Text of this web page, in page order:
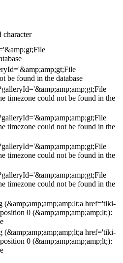
character
be found in the database
timezone could not be found in the
timezone could not be found in the
timezone could not be found in the
timezone could not be found in the
(&amp;amp;amp;amp;lt;a href='tiki-
0 (&amp;amp;amp;amp;lt;):
(&amp;amp;amp;amp;lt;a href='tiki-
0 (&amp;amp;amp;amp;lt;):